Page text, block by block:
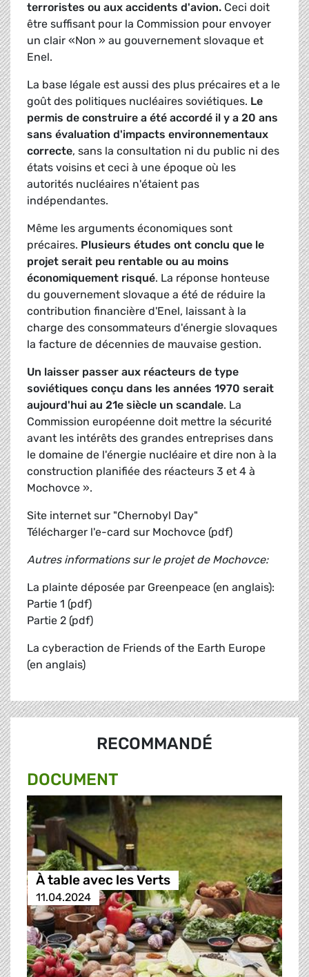
terroristes ou aux accidents d'avion. Ceci doit
être suffisant pour la Commission pour envoyer
un clair «Non » au gouvernement slovaque et
Enel.
La base légale est aussi des plus précaires et a le
goût des politiques nucléaires soviétiques. Le
permis de construire a été accordé il y a 20 ans
sans évaluation d'impacts environnementaux
correcte, sans la consultation ni du public ni des
états voisins et ceci à une époque où les
autorités nucléaires n'étaient pas
indépendantes.
Même les arguments économiques sont
précaires. Plusieurs études ont conclu que le
projet serait peu rentable ou au moins
économiquement risqué. La réponse honteuse
du gouvernement slovaque a été de réduire la
contribution financière d'Enel, laissant à la
charge des consommateurs d'énergie slovaques
la facture de décennies de mauvaise gestion.
Un laisser passer aux réacteurs de type
soviétiques conçu dans les années 1970 serait
aujourd'hui au 21e siècle un scandale. La
Commission européenne doit mettre la sécurité
avant les intérêts des grandes entreprises dans
le domaine de l'énergie nucléaire et dire non à la
construction planifiée des réacteurs 3 et 4 à
Mochovce ».
Site internet sur "Chernobyl Day"
Télécharger l'e-card sur Mochovce (pdf)
Autres informations sur le projet de Mochovce:
La plainte déposée par Greenpeace (en anglais):
Partie 1 (pdf)
Partie 2 (pdf)
La cyberaction de Friends of the Earth Europe
(en anglais)
RECOMMANDÉ
DOCUMENT
À table avec les Verts
11.04.2024